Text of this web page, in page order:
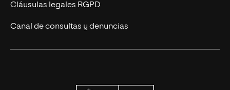
Cláusulas legales RGPD
Canal de consultas y denuncias